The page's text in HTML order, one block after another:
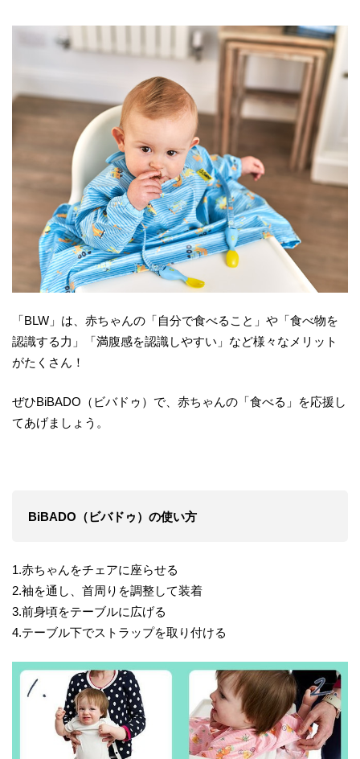
「BLW」は、赤ちゃんの「自分で食べること」や「食べ物を
認識する力」「満腹感を認識しやすい」など様々なメリット
がたくさん！
ぜひBiBADO（ビバドゥ）で、赤ちゃんの「食べる」を応援し
てあげましょう。
BiBADO（ビバドゥ）の使い方
1.赤ちゃんをチェアに座らせる
2.袖を通し、首周りを調整して装着
3.前身頃をテーブルに広げる
4.テーブル下でストラップを取り付ける